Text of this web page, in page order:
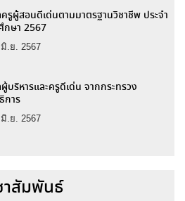
รูผู้สอนดีเด่นตามมาตรฐานวิชาชีพ ประจำ
กษา 2567
มิ.ย. 2567
บริหารและครูดีเด่น จากกระทรวง
การ
มิ.ย. 2567
าสัมพันธ์